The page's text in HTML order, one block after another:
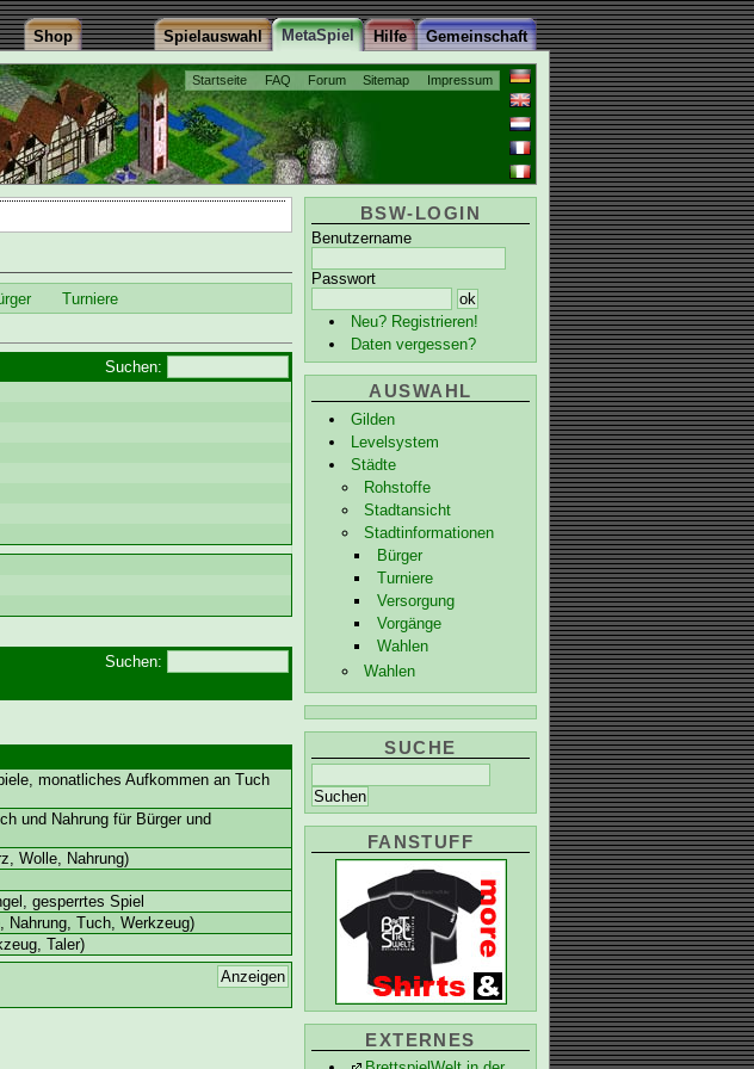
Startseite FAQ Forum Sitemap Impressum
Gemeinschaft
Hilfe
MetaSpiel
Spielauswahl
Shop
BSW-LOGIN
Benutzername
Passwort
Neu? Registrieren!
Daten vergessen?
AUSWAHL
Gilden
Levelsystem
Städte
Rohstoffe
Stadtansicht
Stadtinformationen
Bürger
Turniere
Versorgung
Vorgänge
Wahlen
Wahlen
SUCHE
FANSTUFF
EXTERNES
Turniere
Suchen:
Suchen:
monatliches Aufkommen an Tuch
und Nahrung für Bürger und
Wolle, Nahrung)
gesperrtes Spiel
Nahrung, Tuch, Werkzeug)
Taler)